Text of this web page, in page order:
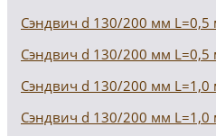
Сэндвич d 130/200 мм
Сэндвич d 130/200 мм
Сэндвич d 130/200 мм
Сэндвич d 130/200 мм